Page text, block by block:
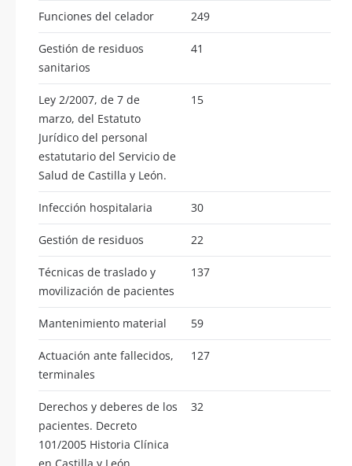
Funciones del celador 249
Gestión de residuos
sanitarios
41
Ley 2/2007, de 7 de
marzo, del Estatuto
Jurídico del personal
estatutario del Servicio de
Salud de Castilla y León.
15
Infección hospitalaria 30
Gestión de residuos 22
Técnicas de traslado y
movilización de pacientes
137
Mantenimiento material 59
Actuación ante fallecidos,
terminales
127
Derechos y deberes de los
pacientes. Decreto
101/2005 Historia Clínica
32